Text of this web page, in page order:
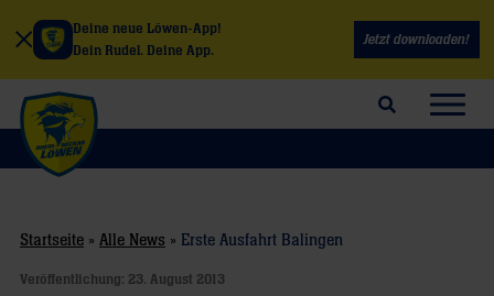
Deine neue Löwen-App!
Dein Rudel. Deine App.
Jetzt downloaden!
Suchfeld öffnen
Startseite » Alle News » Erste Ausfahrt Balingen
Veröffentlichung: 23. August 2013